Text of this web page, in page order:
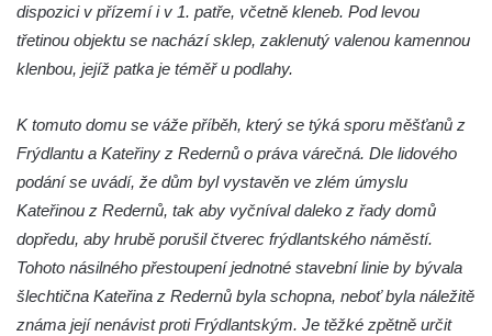
Dům čp. 99/4 na Lužickém náměstí v
Rumburku (tiskárna Heinricha Pfeifera)
Josef Meisel jun., tkalcovna a barevna u
Dolního Podluží
Mattoniho továrna v lázních Kyselka
Dům Stallburg v lázních Kyselka
Vilemínka (Vilemínin dvůr) v lázních
Kyselka
dispozici v přízemí i v 1. patře, včetně kleneb. Pod levou
třetinou objektu se nachází sklep, zaklenutý valenou kamennou
klenbou, jejíž patka je téměř u podlahy.
K tomuto domu se váže příběh, který se týká sporu měšťanů z
Frýdlantu a Kateřiny z Redernů o práva várečná. Dle lidového
podání se uvádí, že dům byl vystavěn ve zlém úmyslu
Kateřinou z Redernů, tak aby vyčníval daleko z řady domů
dopředu, aby hrubě porušil čtverec frýdlantského náměstí.
Tohoto násilného přestoupení jednotné stavební linie by bývala
šlechtična Kateřina z Redernů byla schopna, neboť byla náležitě
známa její nenávist proti Frýdlantským. Je těžké zpětně určit